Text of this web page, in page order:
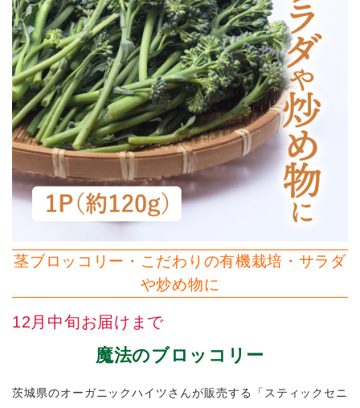
茎ブロッコリー・こだわりの有機栽培・サラダ
や炒め物に
12月中旬お届けまで
魔法のブロッコリー
茨城県のオーガニックハイツさんが販売する「スティックセニ